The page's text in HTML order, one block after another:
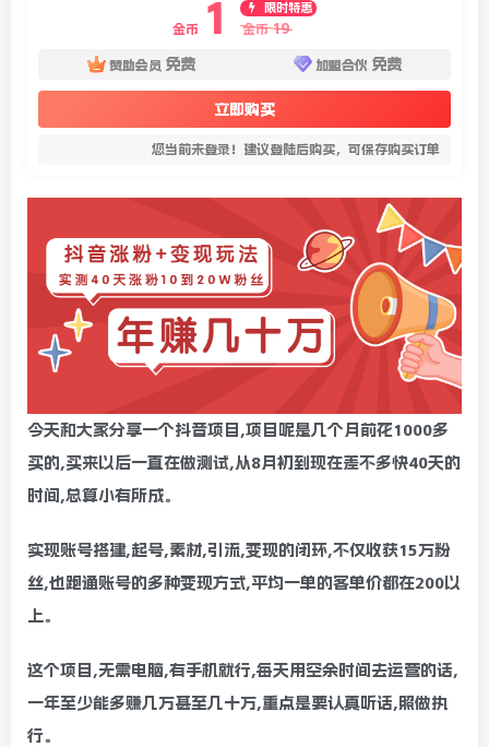
金币 1
限时特惠
金币 19
赞助会员 免费 加盟合伙 免费
立即购买
您当前未登录！建议登陆后购买，可保存购买订单
今天和大家分享一个抖音项目,项目呢是几个月前花1000多
买的,买来以后一直在做测试,从8月初到现在差不多快40天的
时间,总算小有所成。
实现账号搭建,起号,素材,引流,变现的闭环,不仅收获15万粉
丝,也跑通账号的多种变现方式,平均一单的客单价都在200以
上。
这个项目,无需电脑,有手机就行,每天用空余时间去运营的话,
一年至少能多赚几万甚至几十万,重点是要认真听话,照做执
行。